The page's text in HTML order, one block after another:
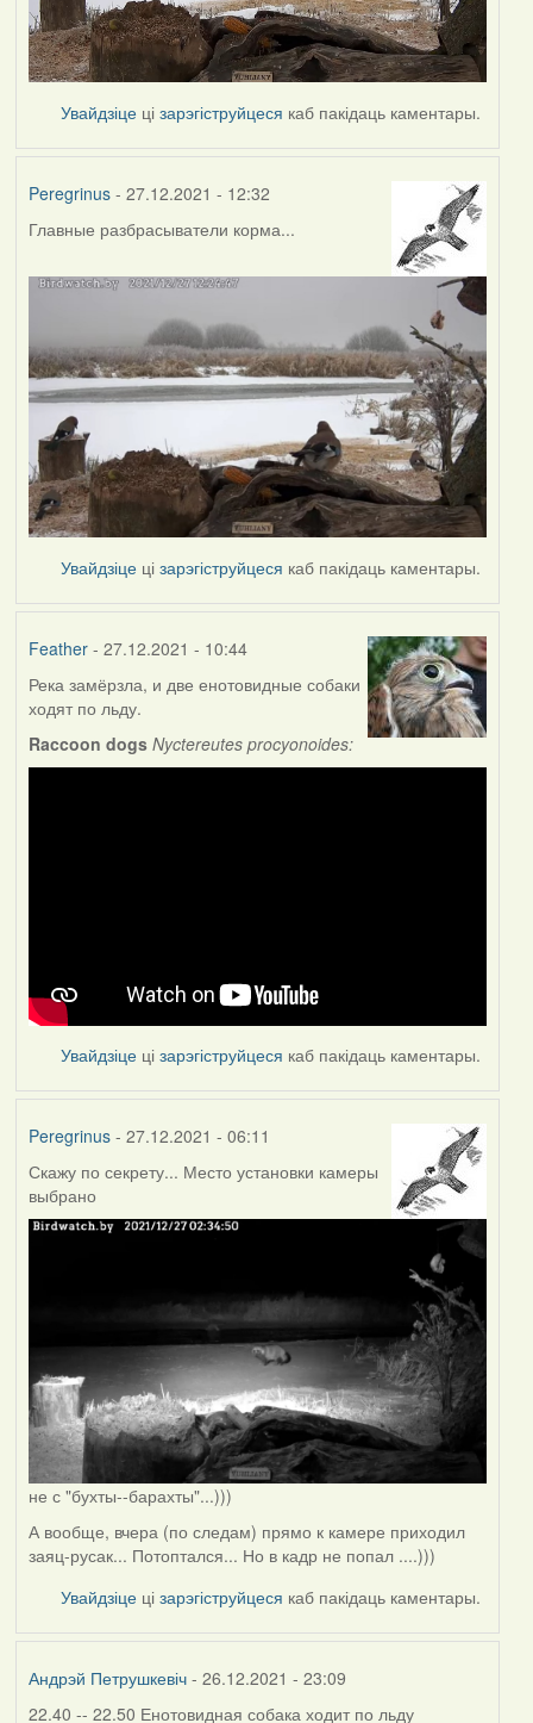
Увайдзіце цізарэгіструйцеся каб пакідаць каментары.
Peregrinus- 27.12.2021 - 12:32
Главные разбрасыватели корма...
Увайдзіце цізарэгіструйцеся каб пакідаць каментары.
Feather- 27.12.2021 - 10:44
Река замёрзла, и две енотовидные собаки
ходят по льду.
Raccoon dogs Nyctereutes procyonoides:
Увайдзіце цізарэгіструйцеся каб пакідаць каментары.
Peregrinus- 27.12.2021 - 06:11
Скажу по секрету... Место установки камеры
выбрано
не с "бухты--барахты"...)))
А вообще, вчера (по следам) прямо к камере приходил
заяц-русак... Потоптался... Но в кадр не попал ....)))
Увайдзіце цізарэгіструйцеся каб пакідаць каментары.
Андрэй Петрушкевіч- 26.12.2021 - 23:09
22.40 -- 22.50 Енотовидная собака ходит по льду